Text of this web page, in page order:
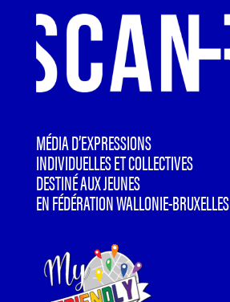
MÉDIA D’EXPRESSIONS
INDIVIDUELLES ET COLLECTIVES
DESTINÉ AUX JEUNES
EN FÉDÉRATION WALLONIE-BRUXELLES